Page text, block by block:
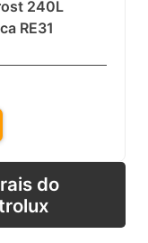
240L
RE31
do